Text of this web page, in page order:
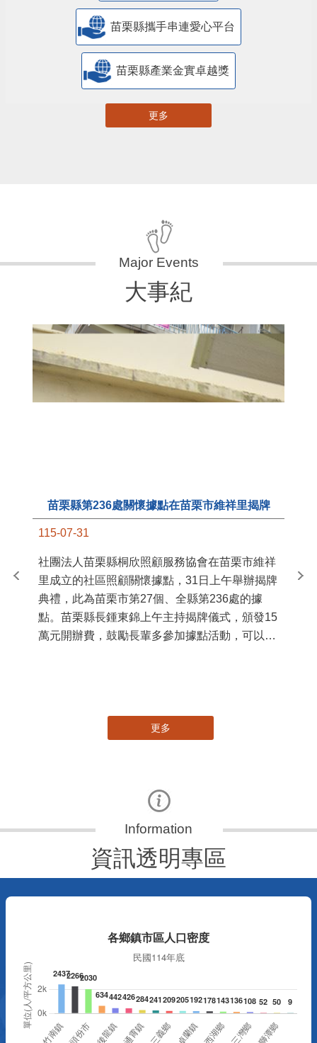
苗栗縣攜手串連愛心平台
苗栗縣產業金實卓越獎
更多
大事紀
苗栗縣第236處關懷據點在苗栗市維祥里揭牌
115-07-31
社團法人苗栗縣桐欣照顧服務協會在苗栗市維祥
里成立的社區照顧關懷據點，31日上午舉辦揭牌
典禮，此為苗栗市第27個、全縣第236處的據
點。苗栗縣長鍾東錦上午主持揭牌儀式，頒發15
萬元開辦費，鼓勵長輩多參加據點活動，可以更
苗
更多
資訊透明專區